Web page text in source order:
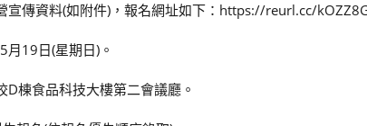
宣傳資料(如附件)，報名網址如下：https://reurl.cc/
19日(星期日)。
D棟食品科技大樓第二會議廳。